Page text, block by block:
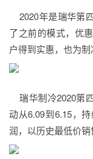
2020年是瑞华第
了之前的模式，优
户得到实惠，也为制
瑞华制冷2020第
动从6.09到6.15，
润，以历史最低价销